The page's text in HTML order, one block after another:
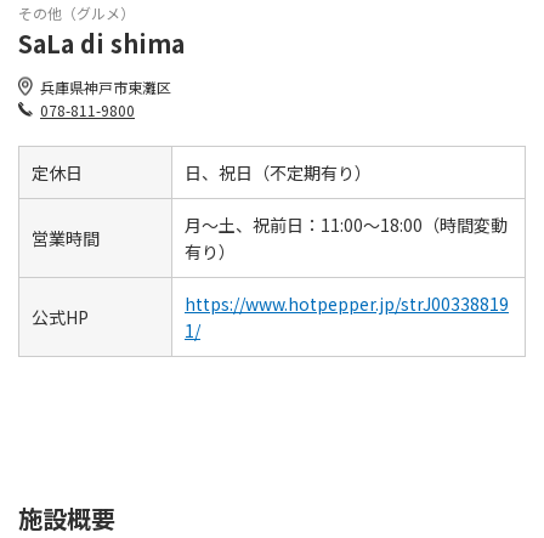
その他（グルメ）
SaLa di shima
兵庫県神戸市東灘区
078-811-9800
定休日 日、祝日（不定期有り）
営業時間
月～土、祝前日：11:00～18:00（時間変動
有り）
公式HP
https://www.hotpepper.jp/strJ00338819
1/
施設概要